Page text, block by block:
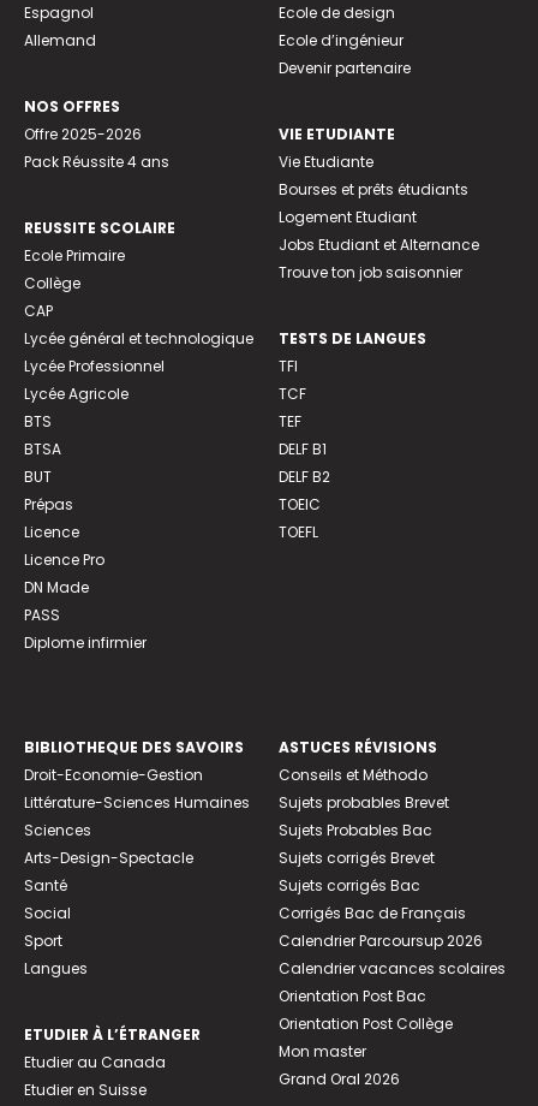
Espagnol
Allemand
NOS OFFRES
Offre 2025-2026
Pack Réussite 4 ans
REUSSITE SCOLAIRE
Ecole Primaire
Collège
CAP
Lycée général et technologique
Lycée Professionnel
Lycée Agricole
BTS
BTSA
BUT
Prépas
Licence
Licence Pro
DN Made
PASS
Diplome infirmier
Ecole de design
Ecole d’ingénieur
Devenir partenaire
VIE ETUDIANTE
Vie Etudiante
Bourses et prêts étudiants
Logement Etudiant
Jobs Etudiant et Alternance
Trouve ton job saisonnier
TESTS DE LANGUES
TFI
TCF
TEF
DELF B1
DELF B2
TOEIC
TOEFL
BIBLIOTHEQUE DES SAVOIRS
Droit-Economie-Gestion
Littérature-Sciences Humaines
Sciences
Arts-Design-Spectacle
Santé
Social
Sport
Langues
ETUDIER À L’ÉTRANGER
Etudier au Canada
Etudier en Suisse
ASTUCES RÉVISIONS
Conseils et Méthodo
Sujets probables Brevet
Sujets Probables Bac
Sujets corrigés Brevet
Sujets corrigés Bac
Corrigés Bac de Français
Calendrier Parcoursup 2026
Calendrier vacances scolaires
Orientation Post Bac
Orientation Post Collège
Mon master
Grand Oral 2026